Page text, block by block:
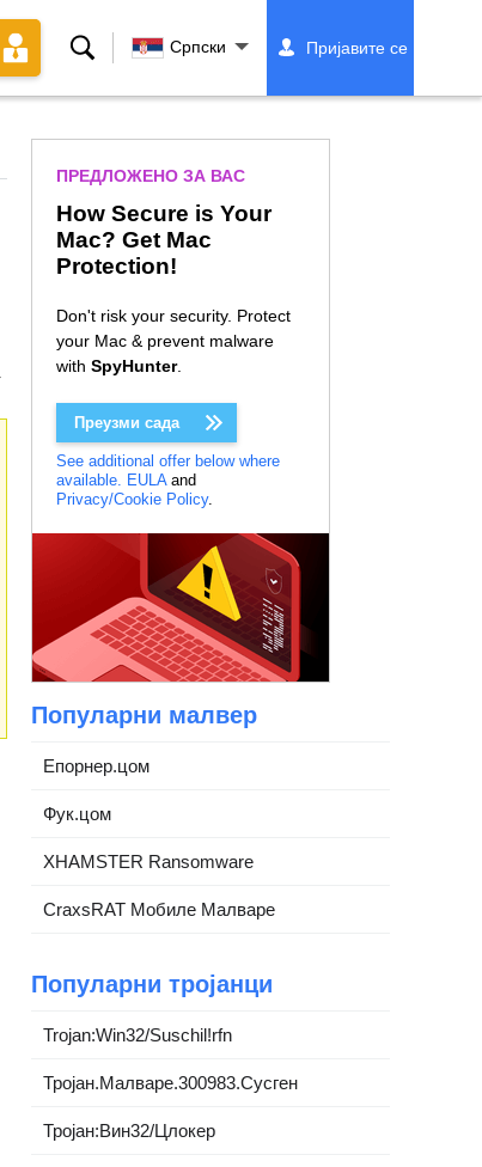
Претрага Српски Пријавите се
ПРЕДЛОЖЕНО ЗА ВАС
How Secure is Your
Mac? Get Mac
Protection!
Don't risk your security. Protect
your Mac & prevent malware
with SpyHunter.
Преузми сада
See additional offer below where
available. EULAand
Privacy/Cookie Policy.
Популарни малвер
Епорнер.цом
Фук.цом
XHAMSTER Ransomware
CraxsRAT Мобиле Малваре
Популарни тројанци
Trojan:Win32/Suschil!rfn
Тројан.Малваре.300983.Сусген
Тројан:Вин32/Цлокер